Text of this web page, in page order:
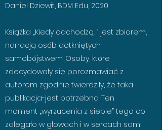
Daniel Dziewit, BDM Edu, 2020
Książka „Kiedy odchodzą…” jest zbiorem,
narracją osób dotkniętych
samobójstwem. Osoby, które
zdecydowały się porozmawiać z
autorem zgodnie twierdziły, że taka
publikacja-jest potrzebna. Ten
moment „wyrzucenia z siebie” tego co
zalegało w głowach i w sercach sami